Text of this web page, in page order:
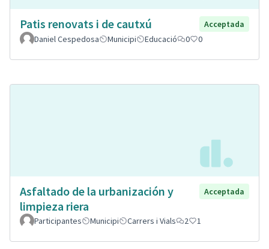
Patis renovats i de cautxú
Acceptada
Daniel Cespedosa
Municipi Educació 0 0
Asfaltado de la urbanización y
limpieza riera
Acceptada
Participantes Municipi Carrers i Vials 2 1